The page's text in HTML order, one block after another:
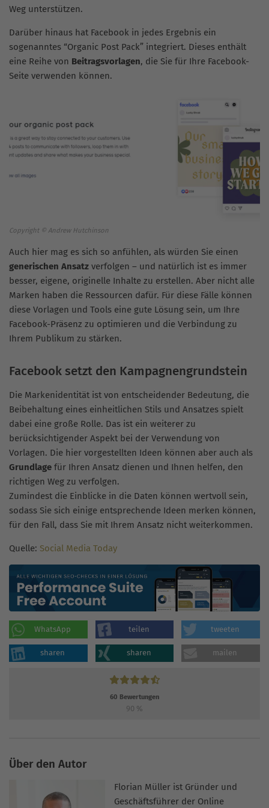
Weg unterstützen.
Darüber hinaus hat Facebook in jedes Ergebnis ein
sogenanntes “Organic Post Pack” integriert. Dieses enthält
eine Reihe von Beitragsvorlagen, die Sie für Ihre Facebook-
Seite verwenden können.
Copyright © Andrew Hutchinson
Auch hier mag es sich so anfühlen, als würden Sie einen
generischen Ansatz verfolgen – und natürlich ist es immer
besser, eigene, originelle Inhalte zu erstellen. Aber nicht alle
Marken haben die Ressourcen dafür. Für diese Fälle können
diese Vorlagen und Tools eine gute Lösung sein, um Ihre
Facebook-Präsenz zu optimieren und die Verbindung zu
Ihrem Publikum zu stärken.
Facebook setzt den Kampagnengrundstein
Die Markenidentität ist von entscheidender Bedeutung, die
Beibehaltung eines einheitlichen Stils und Ansatzes spielt
dabei eine große Rolle. Das ist ein weiterer zu
berücksichtigender Aspekt bei der Verwendung von
Vorlagen. Die hier vorgestellten Ideen können aber auch als
Grundlage für Ihren Ansatz dienen und Ihnen helfen, den
richtigen Weg zu verfolgen.
Zumindest die Einblicke in die Daten können wertvoll sein,
sodass Sie sich einige entsprechende Ideen merken können,
für den Fall, dass Sie mit Ihrem Ansatz nicht weiterkommen.
Quelle: Social Media Today
WhatsApp teilen tweeten
sharen sharen mailen
60 Bewertungen
90 %
Über den Autor
Florian Müller ist Gründer und
Geschäftsführer der Online